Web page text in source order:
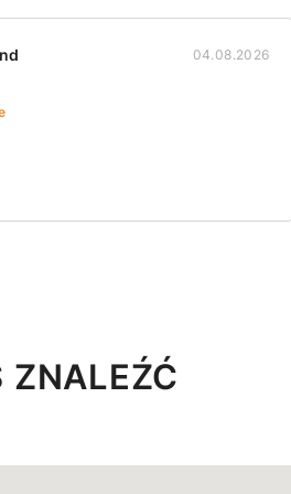
04.08.2026
ZNALEŹĆ